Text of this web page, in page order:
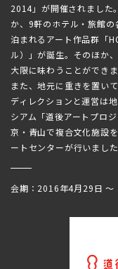
2014」が開催されました
か、9軒のホテル・旅館の
泊まれるアート作品群「
ル）」が誕生。そのほか
大限に味わうことができま
また、地元に重きを置い
ディレクションと運営は
シアム「道後アートプロ
京・青山で複合文化施設
ートセンターが行いました
会期：2016年4月29日 ～